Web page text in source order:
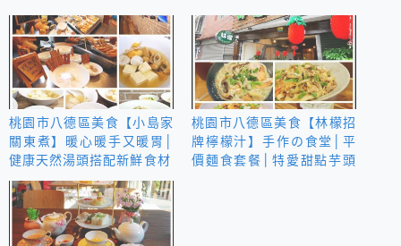
桃園市八德區美食【小島家
關東煮】暖心暖手又暖胃│
健康天然湯頭搭配新鮮食材
桃園市八德區美食【林檬招
牌檸檬汁】手作の食堂│平
價麵食套餐│特愛甜點芋頭